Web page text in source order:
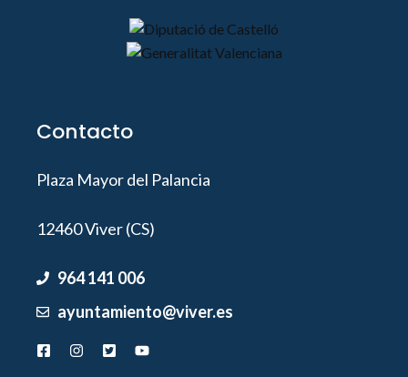
Contacto
Plaza Mayor del Palancia
12460 Viver (CS)
964 141 006
ayuntamiento@viver.es